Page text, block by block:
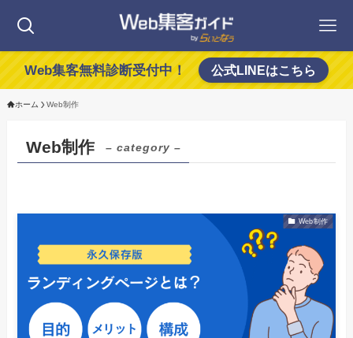
Web集客無料診断受付中！ 公式LINEはこちら
ホーム Web制作
Web制作 – category –
Web制作